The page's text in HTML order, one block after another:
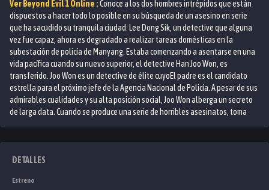
Ver Beyond Evil 1Online :Conoce a los dos hombres intrépidos que están
dispuestos a hacer todo lo posible en su búsqueda de un asesino en serie
que ha sacudido su tranquila ciudad: Lee Dong Sik, un detective que alguna
vez fue capaz, ahora es degradado a realizar tareas domésticas en la
subestación de policía de Manyang. Estaba comenzando a asentarse en una
vida pacífica cuando su nuevo superior, el detective Han Joo Won, es
transferido. Joo Won es un detective de élite cuyoEl padre es el candidato
estrella para el próximo jefe de la Agencia Nacional de Policía. A pesar de sus
admirables cualidades y su alta posición social, Joo Won alberga un secreto
de larga data. Cuando se produce una serie de horribles asesinatos, toma
investigación, se ven obligados a mirar más profundamente de lo que sugiere
incluido el suyo.
DETALLES
Estreno